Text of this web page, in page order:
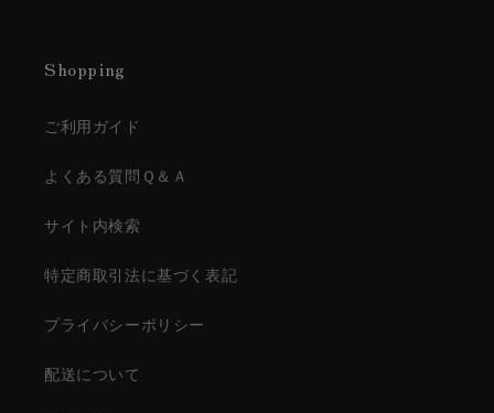
Shopping
ご利用ガイド
よくある質問Ｑ＆Ａ
サイト内検索
特定商取引法に基づく表記
プライバシーポリシー
配送について